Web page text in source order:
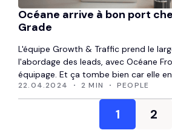
Océane arrive à bon port
Grade
L'équipe Growth & Traffic prend le
l'abordage des leads, avec Océane
équipage. Et ça tombe bien car elle
22.04.2024 2 MIN PEOPLE
1 2